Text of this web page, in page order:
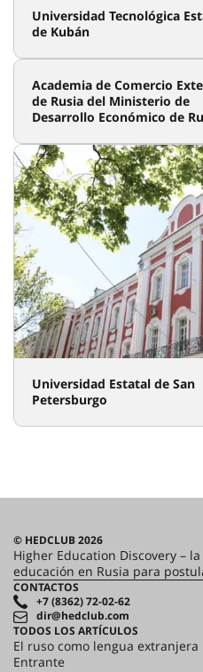
Universidad Estatal de San
Petersburgo
© HEDCLUB 2026
Higher Education Discovery –
CONTACTOS
+7 (8362) 72-02-62
TODOS LOS ARTÍCULOS
Casa rusa
Regiones
cultura